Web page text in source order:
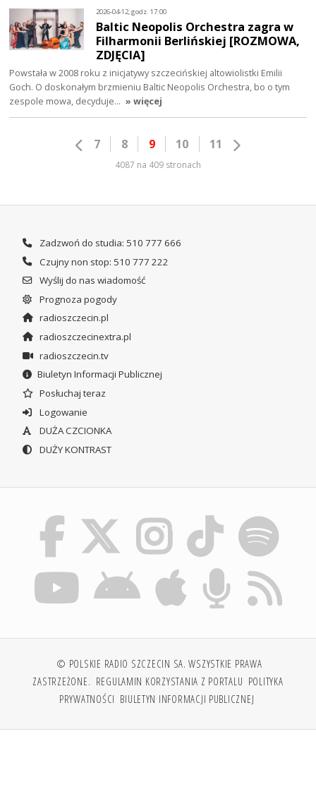
2026-04-12, godz. 17:00
Baltic Neopolis Orchestra zagra w
Filharmonii Berlińskiej [ROZMOWA,
ZDJĘCIA]
Powstała w 2008 roku z inicjatywy szczecińskiej altowiolistki Emilii
Goch. O doskonałym brzmieniu Baltic Neopolis Orchestra, bo o tym
zespole mowa, decyduje… » więcej
7 8 9 10 11
4087 na 409 stronach
Zadzwoń do studia: 510 777 666
Czujny non stop: 510 777 222
Wyślij do nas wiadomość
Prognoza pogody
radioszczecin.pl
radioszczecinextra.pl
radioszczecin.tv
Biuletyn Informacji Publicznej
Posłuchaj teraz
Logowanie
DUŻA CZCIONKA
DUŻY KONTRAST
© POLSKIE RADIO SZCZECIN SA. WSZYSTKIE PRAWA
ZASTRZEŻONE. REGULAMIN KORZYSTANIA Z PORTALU POLITYKA
PRYWATNOŚCI BIULETYN INFORMACJI PUBLICZNEJ